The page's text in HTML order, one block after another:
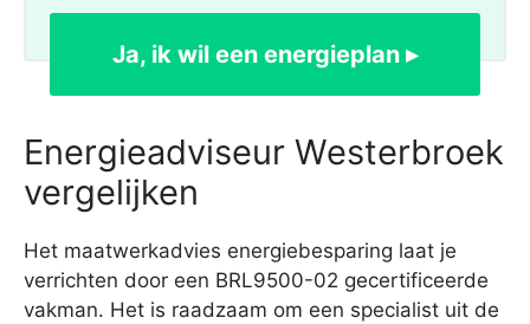
Ja, ik wil een energieplan ▸
Energieadviseur Westerbroek
vergelijken
Het maatwerkadvies energiebesparing laat je
verrichten door een BRL9500-02 gecertificeerde
vakman. Het is raadzaam om een specialist uit de